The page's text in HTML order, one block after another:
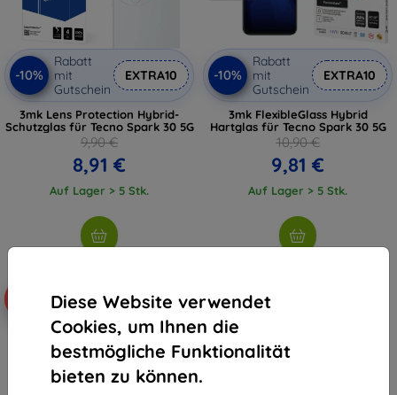
Diese Website verwendet
Cookies, um Ihnen die
bestmögliche Funktionalität
bieten zu können.
-10%
Rabatt
mit
Gutschein
EXTRA10
3mk Lens Protection Hybrid-
Schutzglas für Tecno Spark 30 5G
9,90 €
8,91 €
Auf Lager > 5 Stk.
-10%
Rabatt
mit
Gutschein
EXTRA10
3mk FlexibleGlass Hybrid
Hartglas für Tecno Spark 30 5G
10,90 €
9,81 €
Auf Lager > 5 Stk.